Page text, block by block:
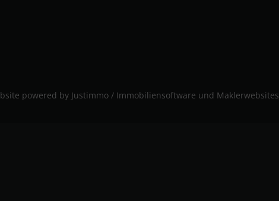
powered by Justimmo / Immobiliensoftware und Maklerwebsites